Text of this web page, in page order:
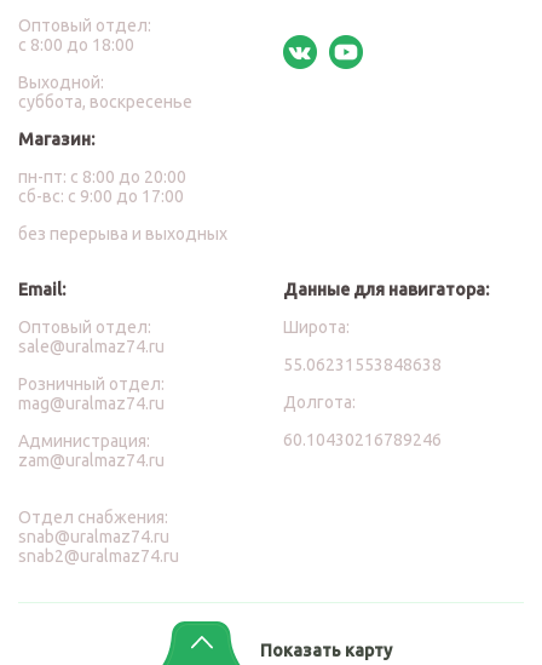
Оптовый отдел:
с 8:00 до 18:00
Выходной:
суббота, воскресенье
Магазин:
пн-пт: с 8:00 до 20:00
сб-вс: с 9:00 до 17:00
без перерыва и выходных
Email:
Оптовый отдел:
sale@uralmaz74.ru
Розничный отдел:
mag@uralmaz74.ru
Администрация:
zam@uralmaz74.ru
Отдел снабжения:
snab@uralmaz74.ru
snab2@uralmaz74.ru
Данные для навигатора:
Широта:
55.06231553848638
Долгота:
60.10430216789246
Показать карту